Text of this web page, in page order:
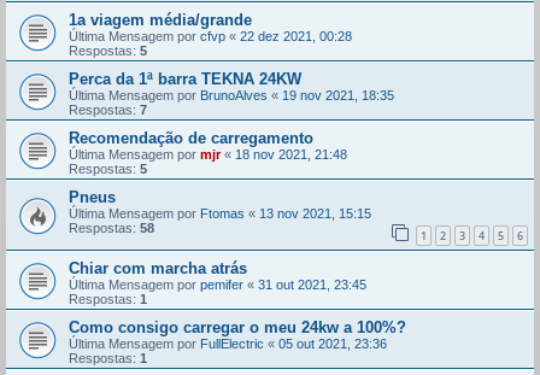
1a viagem média/grande
Última Mensagem por cfvp « 22 dez 2021, 00:28
Respostas: 5
Perca da 1ª barra TEKNA 24KW
Última Mensagem por BrunoAlves « 19 nov 2021, 18:35
Respostas: 7
Recomendação de carregamento
Última Mensagem por mjr« 18 nov 2021, 21:48
Respostas: 5
Pneus
Última Mensagem por Ftomas « 13 nov 2021, 15:15
Respostas: 58 1 2 3 4 5 6
Chiar com marcha atrás
Última Mensagem por pemifer « 31 out 2021, 23:45
Respostas: 1
Como consigo carregar o meu 24kw a 100%?
Última Mensagem por FullElectric « 05 out 2021, 23:36
Respostas: 1